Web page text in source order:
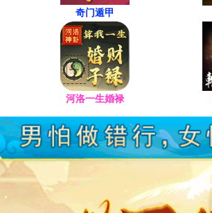
奇门遁甲
河洛一生婚禄